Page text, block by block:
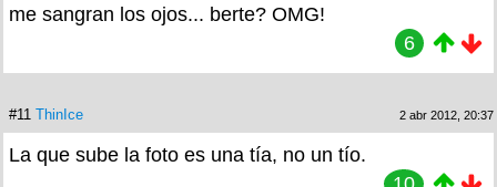
me sangran los ojos... berte? OMG!
6
#11 ThinIce 2 abr 2012, 20:37
La que sube la foto es una tía, no un tío.